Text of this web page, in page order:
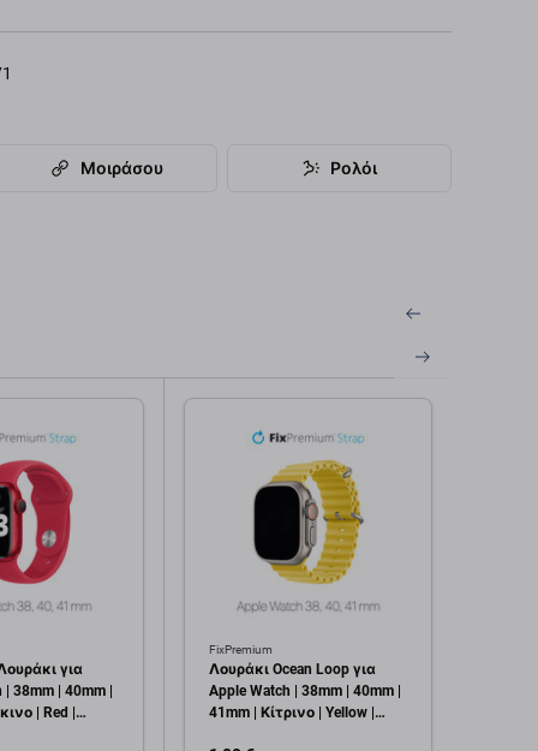
Μοιράσου Ρολόι
για
38mm | 40mm |
| Red |
FixPremium
Λουράκι Ocean Loop για
Apple Watch | 38mm | 40mm |
41mm | Κίτρινο | Yellow |